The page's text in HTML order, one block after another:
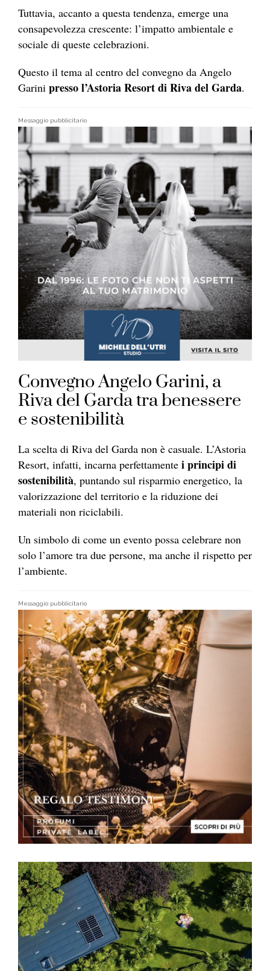
Tuttavia, accanto a questa tendenza, emerge una
consapevolezza crescente: l’impatto ambientale e
sociale di queste celebrazioni.
Questo il tema al centro del convegno da Angelo
Garini presso l’Astoria Resort di Riva del Garda.
Messaggio pubblicitario
Convegno Angelo Garini, a
Riva del Garda tra benessere
e sostenibilità
La scelta di Riva del Garda non è casuale. L’Astoria
Resort, infatti, incarna perfettamente i principi di
sostenibilità, puntando sul risparmio energetico, la
valorizzazione del territorio e la riduzione dei
materiali non riciclabili.
Un simbolo di come un evento possa celebrare non
solo l’amore tra due persone, ma anche il rispetto per
l’ambiente.
Messaggio pubblicitario